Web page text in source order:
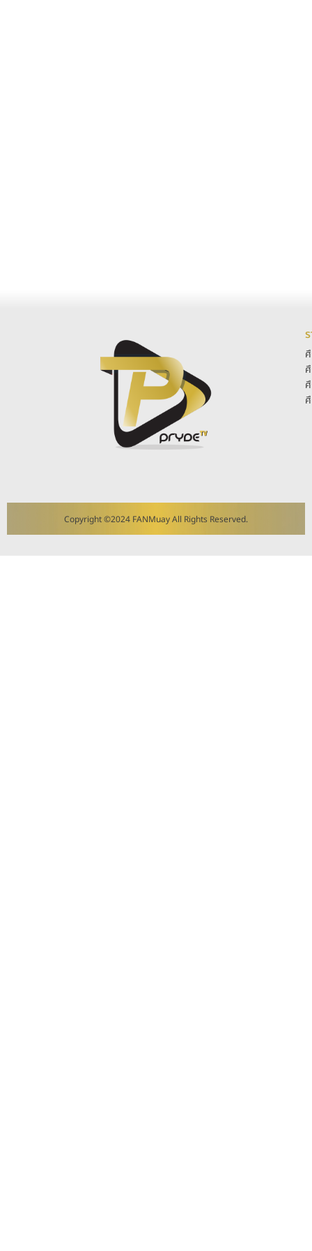
Copyright ©2024 FANMuay All Rights Reserved.